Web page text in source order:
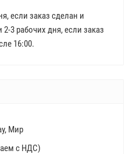
если заказ сделан и
3 рабочих дня, если заказ
16:00.
Мир
с НДС)